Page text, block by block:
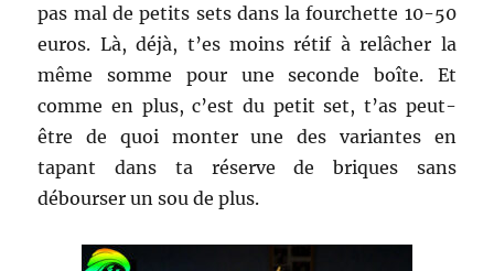
pas mal de petits sets dans la fourchette 10-50
euros. Là, déjà, t’es moins rétif à relâcher la
même somme pour une seconde boîte. Et
comme en plus, c’est du petit set, t’as peut-
être de quoi monter une des variantes en
tapant dans ta réserve de briques sans
débourser un sou de plus.